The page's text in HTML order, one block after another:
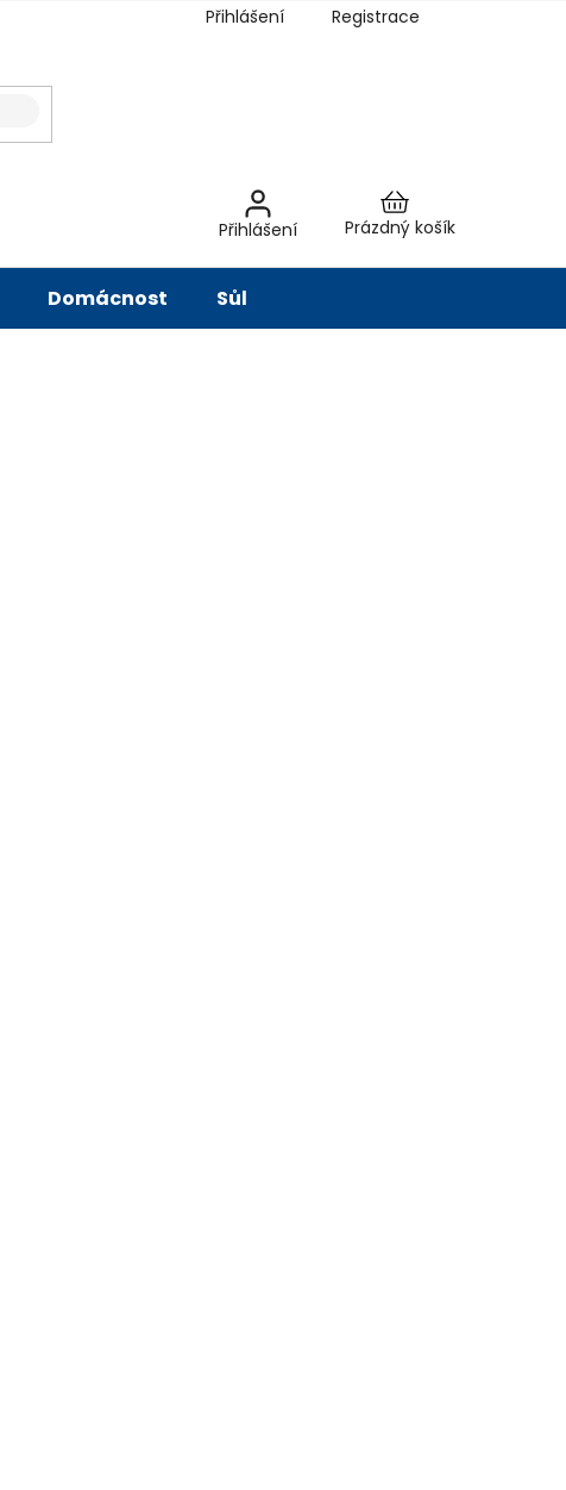
Hodnocení obchodu Slovník pojmů Péče o vodu
Přihlášení Registrace
Přihlášení
Nákupní
Prázdný košík
Domácnost Sůl